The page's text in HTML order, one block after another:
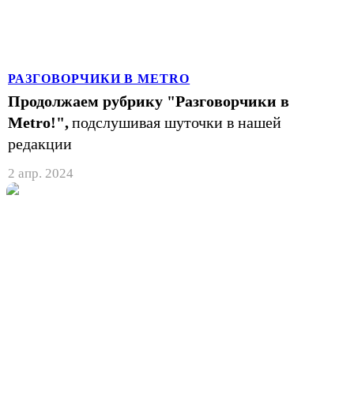
РАЗГОВОРЧИКИ В METRO
Продолжаем рубрику "Разговорчики в
Metro!",подслушивая шуточки в нашей
редакции
2 апр. 2024